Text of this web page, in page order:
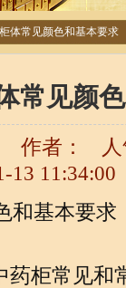
体常见颜色和基本要求
常见颜
作者：
13 11:34:00
和基本要求
药柜常见和